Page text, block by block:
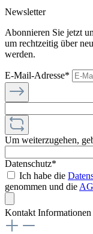
Newsletter
Abonnieren Sie jetzt
um rechtzeitig über
werden.
E-Mail-Adresse*
Um weiterzugehen,
Datenschutz*
Ich habe die
genommen und die
Kontakt Informationen